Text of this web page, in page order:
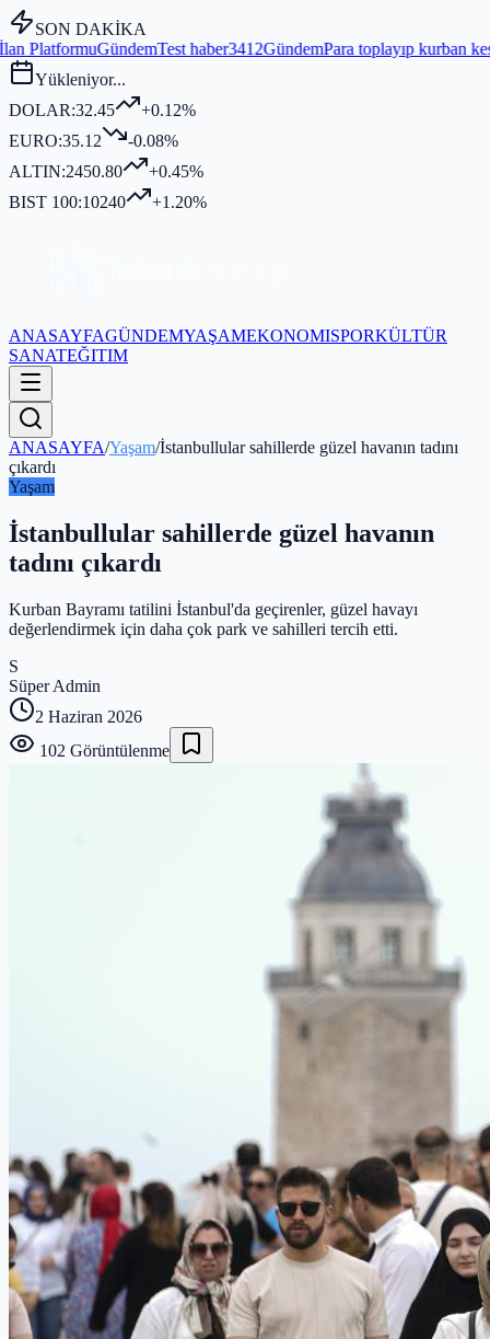
SON DAKİKA
Test haber3412GündemPara toplayıp kurban kesmediği iddia
Yükleniyor...
DOLAR:32.45
+0.12%
EURO:35.12
-0.08%
ALTIN:2450.80
+0.45%
BIST 100:10240 +1.20%
ANASAYFAGÜNDEMYAŞAMEKONOMISPORKÜLTÜR
SANATEĞITIM
ANASAYFA/Yaşam/İstanbullular sahillerde güzel havanın tadını
çıkardı
Yaşam
İstanbullular sahillerde güzel havanın
tadını çıkardı
Kurban Bayramı tatilini İstanbul'da geçirenler, güzel havayı
değerlendirmek için daha çok park ve sahilleri tercih etti.
S
Süper Admin
2 Haziran 2026
102 Görüntülenme